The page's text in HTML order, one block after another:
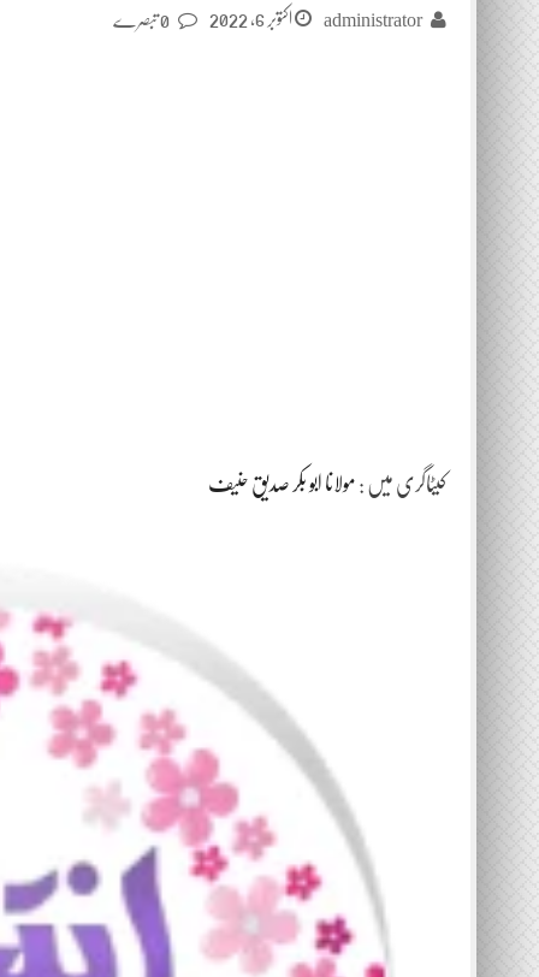
administrator اکتوبر 6, 2022
کیٹاگری میں : مولانا ابو بکر صدیق حنیف